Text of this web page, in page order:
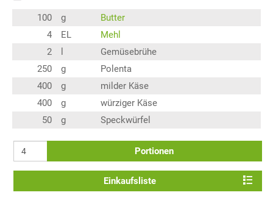
100 g
Butter
4
EL
Mehl
2
Gemüsebrühe
250
g
Polenta
400
g
milder Käse
400
g
würziger Käse
50
g Speckwürfel
Portionen
Einkaufsliste